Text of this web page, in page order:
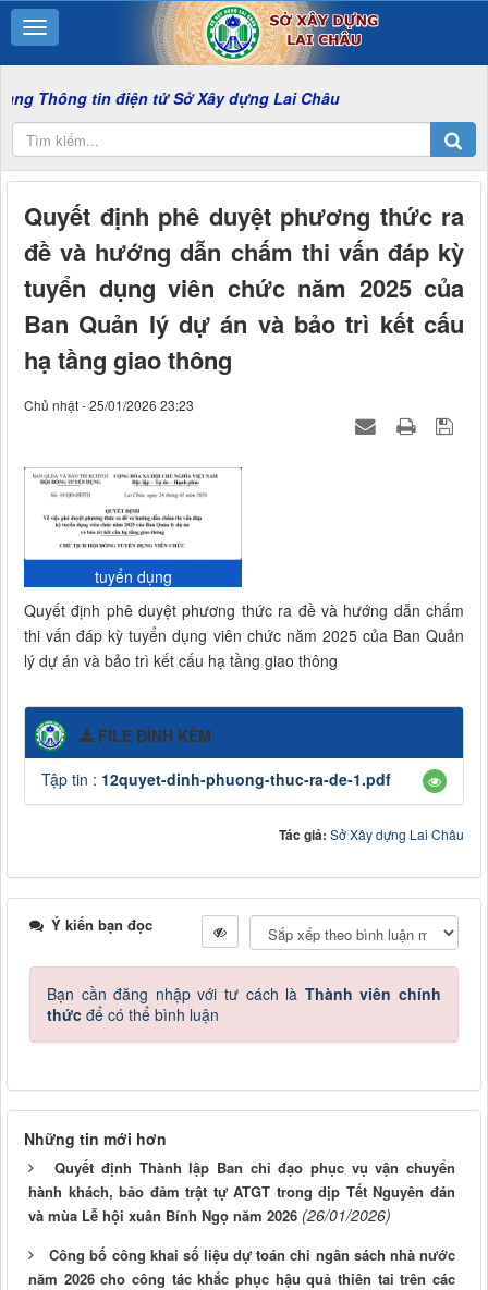
tin điện tử Sở Xây dựng Lai Châu
Quyết định phê duyệt phương thức ra
đề và hướng dẫn chấm thi vấn đáp kỳ
tuyển dụng viên chức năm 2025 của
Ban Quản lý dự án và bảo trì kết cấu
hạ tầng giao thông
Chủ nhật - 25/01/2026 23:23
tuyển dụng
Quyết định phê duyệt phương thức ra đề và hướng dẫn chấm
thi vấn đáp kỳ tuyển dụng viên chức năm 2025 của Ban Quản
lý dự án và bảo trì kết cấu hạ tầng giao thông
FILE ĐÍNH KÈM
Tập tin : 12quyet-dinh-phuong-thuc-ra-de-1.pdf
Tác giả: Sở Xây dựng Lai Châu
Ý kiến bạn đọc
Bạn cần đăng nhập với tư cách là Thành viên chính
thức để có thể bình luận
Những tin mới hơn
Quyết định Thành lập Ban chỉ đạo phục vụ vận chuyển
hành khách, bảo đảm trật tự ATGT trong dịp Tết Nguyên đán
và mùa Lễ hội xuân Bính Ngọ năm 2026 (26/01/2026)
Công bố công khai số liệu dự toán chi ngân sách nhà nước
năm 2026 cho công tác khắc phục hậu quả thiên tai trên các